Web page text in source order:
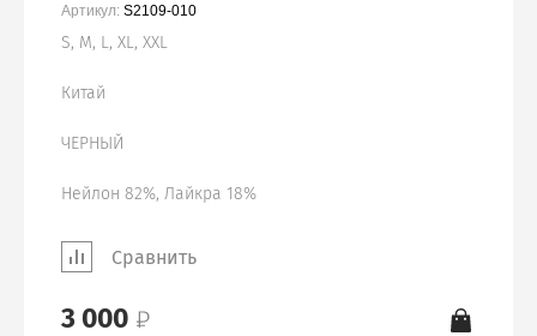
Артикул: S2109-010
S, M, L, XL, XXL
Китай
ЧЕРНЫЙ
Нейлон 82%, Лайкра 18%
Сравнить
3 000